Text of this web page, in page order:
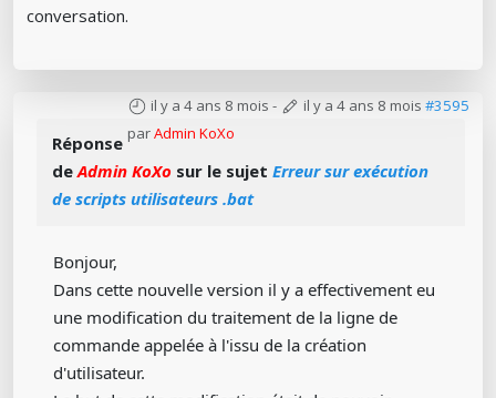
conversation.
il y a 4 ans 8 mois - il y a 4 ans 8 mois #3595
parAdmin KoXo
Réponse
deAdmin KoXo sur le sujet Erreur sur exécution
de scripts utilisateurs .bat
Bonjour,
Dans cette nouvelle version il y a effectivement eu
une modification du traitement de la ligne de
commande appelée à l'issu de la création
d'utilisateur.